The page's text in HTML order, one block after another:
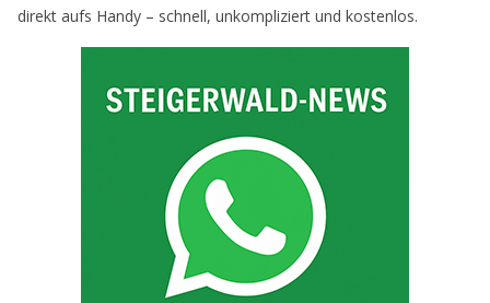
direkt aufs Handy – schnell, unkompliziert und kostenlos.